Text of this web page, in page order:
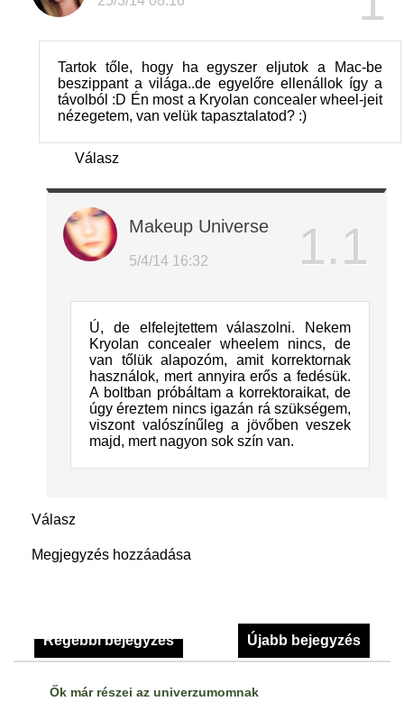
Tartok tőle, hogy ha egyszer eljutok a Mac-be
beszippant a világa..de egyelőre ellenállok így a
távolból :D Én most a Kryolan concealer wheel-jeit
nézegetem, van velük tapasztalatod? :)
Válasz
Makeup Universe
5/4/14 16:32
Ú, de elfelejtettem válaszolni. Nekem
Kryolan concealer wheelem nincs, de
van tőlük alapozóm, amit korrektornak
használok, mert annyira erős a fedésük.
A boltban próbáltam a korrektoraikat, de
úgy éreztem nincs igazán rá szükségem,
viszont valószínűleg a jövőben veszek
majd, mert nagyon sok szín van.
Válasz
Megjegyzés hozzáadása
Újabb bejegyzés
Régebbi bejegyzés
Ők már részei az univerzumomnak